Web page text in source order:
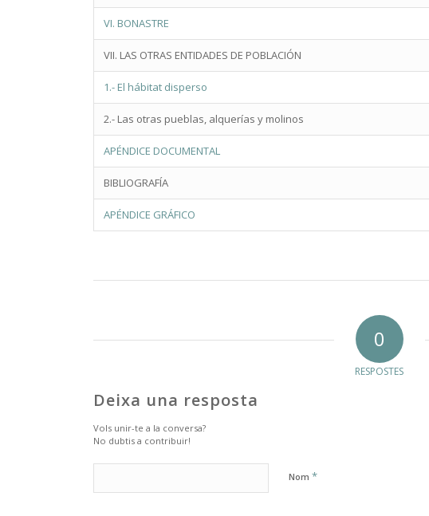
VI. BONASTRE
VII. LAS OTRAS ENTIDADES DE POBLACIÓN
1.- El hábitat disperso
2.- Las otras pueblas, alquerías y molinos
APÉNDICE DOCUMENTAL
BIBLIOGRAFÍA
APÉNDICE GRÁFICO
0
RESPOSTES
Deixa una resposta
Vols unir-te a la conversa?
No dubtis a contribuir!
Nom*